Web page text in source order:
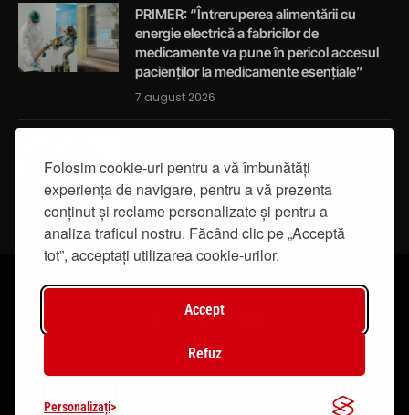
Folosim cookie-uri pentru a vă îmbunătăți
experiența de navigare, pentru a vă prezenta
conținut și reclame personalizate și pentru a
analiza traficul nostru. Făcând clic pe „Acceptă
tot”, acceptați utilizarea cookie-urilor.
Accept
Refuz
Personalizați
PRIMER: “Întreruperea alimentării cu
energie electrică a fabricilor de
medicamente va pune în pericol accesul
pacienților la medicamente esențiale”
7 august 2026
integrității
7 august 2026
© 2019 - IasiTV Life. Toate drepturile rezervate.